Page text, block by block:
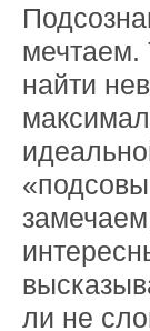
мечтаем.
найти
ли не